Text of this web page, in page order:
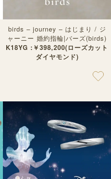
birds – journey – はじまり / ジ
ャーニー 婚約指輪|バーズ(birds)
K18YG :￥398,200(ローズカット
ダイヤモンド)